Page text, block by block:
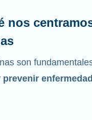
nos
son
prevenir